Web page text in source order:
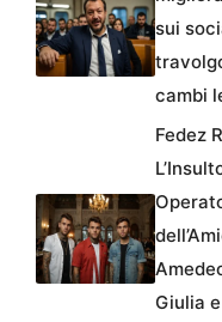
sui
cambi
Fedez
Giulia